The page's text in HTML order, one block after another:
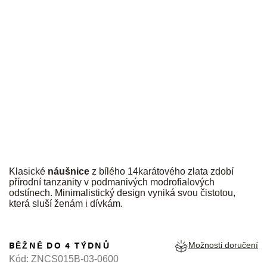
Klasické náušnice z bílého 14karátového zlata zdobí
přírodní tanzanity v podmanivých modrofialových
odstínech. Minimalistický design vyniká svou čistotou,
která sluší ženám i dívkám.
BĚŽNĚ DO 4 TÝDNŮ Možnosti doručení
Kód: ZNCS015B-03-0600